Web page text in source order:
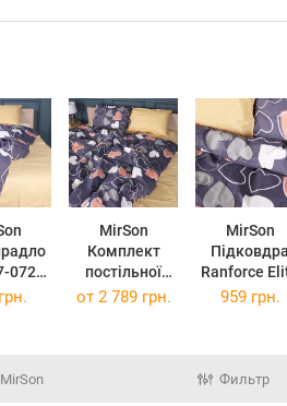
0720
MirSon
Комплект
постільної
білизни
MirSon
Ranforce
17-0720
от 2 789 грн. 959 грн.
MirSon Фильтр